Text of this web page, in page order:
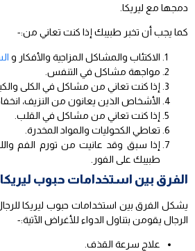
دمجها مع ليريكا.
كما يجب أن تخبر طبيبك إذا كنت تعاني من:-
الاكتئاب والمشاكل المزاجية والأفكار و
مواجهة مشاكل في التنفس.
إذا كنت تعاني من مشاكل في الكلى
الأشخاص الذين يعانون من النزيف،
إذا كنت تعاني من مشاكل في القلب.
تعاطي الكحوليات والمواد المخدرة.
إذا سبق وقد عانيت من تورم الفم
طبيبك على الفور.
الفرق بين استخدامات حبوب
يشكل الفرق بين استخدامات حبوب ليريكا
الرجال يقومن بتناول الدواء للأغراض الآتية:-
علاج سرعة القذف.